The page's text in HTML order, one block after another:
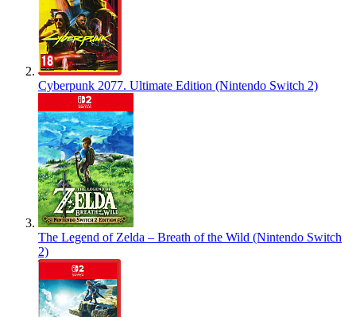
Cyberpunk 2077. Ultimate Edition (Nintendo Switch 2)
The Legend of Zelda – Breath of the Wild (Nintendo Switch
2)